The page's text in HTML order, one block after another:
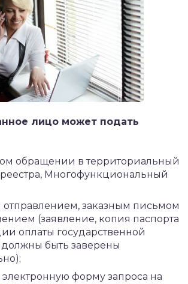
лицо может подать
обращении в территориальный
Многофункциональный
заказным письмом
(заявление, копия паспорта
оплаты государственной
быть заверены
форму запроса на